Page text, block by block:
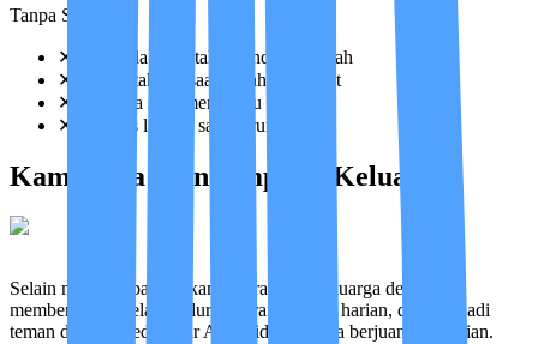
Tanpa Sistem
✕
Tidak ada yang tahu kondisi berubah
✕
Baru ketahuan saat sudah terlambat
✕
Keluarga sulit memantau
✕
Respons lambat saat darurat
Kami Juga Mendampingi Keluarga
Selain merawat pasien, kami merangkul keluarga dengan
memberikan kejelasan alur, laporan kondisi harian, dan menjadi
teman diskusi medis agar Anda tidak merasa berjuang sendirian.